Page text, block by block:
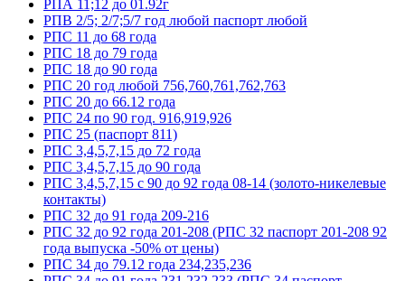
РПА 11;12 до 01.92г
РПВ 2/5; 2/7;5/7 год любой паспорт любой
РПС 11 до 68 года
РПС 18 до 79 года
РПС 18 до 90 года
РПС 20 год любой 756,760,761,762,763
РПС 20 до 66.12 года
РПС 24 по 90 год. 916,919,926
РПС 25 (паспорт 811)
РПС 3,4,5,7,15 до 72 года
РПС 3,4,5,7,15 до 90 года
РПС 3,4,5,7,15 с 90 до 92 года 08-14 (золото-никелевые
контакты)
РПС 32 до 91 года 209-216
РПС 32 до 92 года 201-208 (РПС 32 паспорт 201-208 92
года выпуска -50% от цены)
РПС 34 до 79.12 года 234,235,236